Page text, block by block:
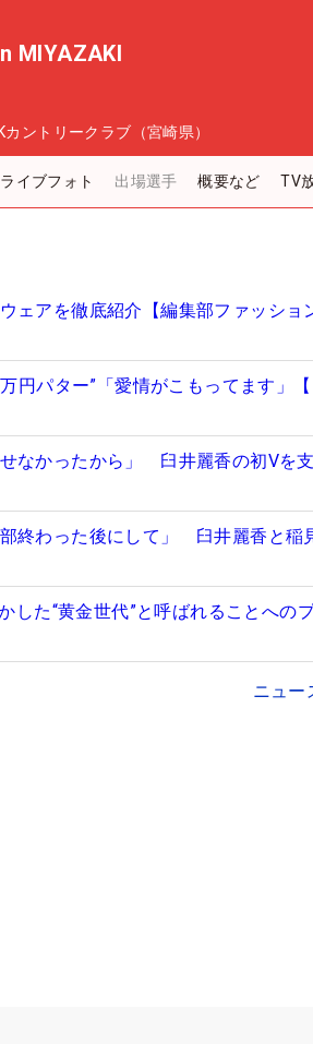
MIYAZAKI
カントリークラブ（宮崎県）
ライブフォト 出場選手 概要など TV
ェアを徹底紹介【編集部ファッショ
円パター”「愛情がこもってます」
なかったから」 臼井麗香の初Vを
終わった後にして」 臼井麗香と稲
た“黄金世代”と呼ばれることへの
ニュー